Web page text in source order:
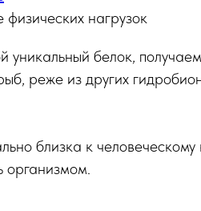
нагрузок
уникальный белок,
реже из других
близка к человеческому
организмом.